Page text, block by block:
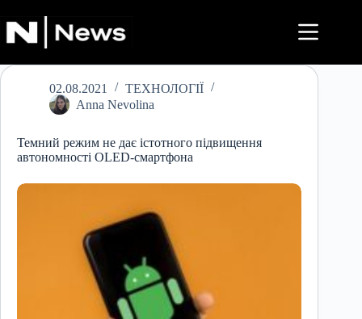
до
вмісту
02.08.2021
ТЕХНОЛОГІЇ
Anna Nevolina
Темний режим не дає істотного підвищення
автономності OLED-смартфона